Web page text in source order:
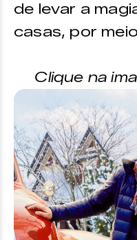
de levar a
casas, por
Clique na